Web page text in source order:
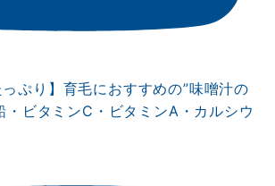
っぷり】育毛におすすめの”味噌汁の
・ビタミンⅭ・ビタミンA・カルシウ